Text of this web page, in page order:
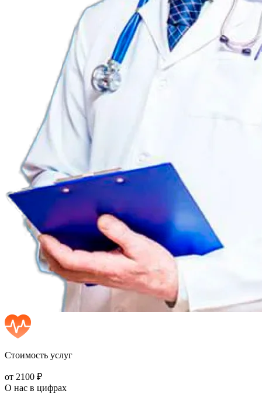
Стоимость услуг
от 2100 ₽
О нас в цифрах